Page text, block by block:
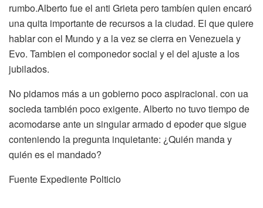
rumbo.Alberto fue el anti Grieta pero tambíen quien encaró
una quita importante de recursos a la ciudad. El que quiere
hablar con el Mundo y a la vez se cierra en Venezuela y
Evo. Tambien el componedor social y el del ajuste a los
jubilados.
No pidamos más a un gobierno poco aspiracional. con ua
socieda también poco exigente. Alberto no tuvo tiempo de
acomodarse ante un singular armado d epoder que sigue
conteniendo la pregunta inquietante: ¿Quién manda y
quién es el mandado?
Fuente Expediente Polticio